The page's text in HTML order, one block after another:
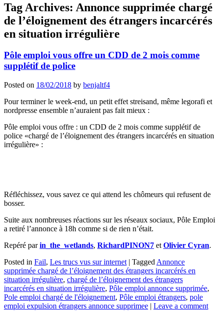
Tag Archives: Annonce supprimée chargé
de l’éloignement des étrangers incarcérés
en situation irrégulière
Pôle emploi vous offre un CDD de 2 mois comme
supplétif de police
Posted on 18/02/2018 by benjaltf4
Pour terminer le week-end, un petit effet streisand, même legorafi et
nordpresse ensemble n’auraient pas fait mieux :
Pôle emploi vous offre : un CDD de 2 mois comme supplétif de
police «chargé de l’éloignement des étrangers incarcérés en situation
irrégulière» :
Réfléchissez, vous savez ce qui attend les chômeurs qui refusent de
bosser.
Suite aux nombreuses réactions sur les réseaux sociaux, Pôle Emploi
a retiré l’annonce à 18h comme si de rien n’était.
Repéré parin_the_wetlands, RichardPINON7 et Olivier Cyran.
Posted in Fail, Les trucs vus sur internet | Tagged Annonce
supprimée chargé de l’éloignement des étrangers incarcérés en
situation irrégulière, chargé de l’éloignement des étrangers
incarcérés en situation irrégulière, Pôle emploi annonce supprimée,
Pole emploi chargé de l'éloignement, Pôle emploi étrangers, pole
emploi expulsion étrangers annonce supprimee | Leave a comment